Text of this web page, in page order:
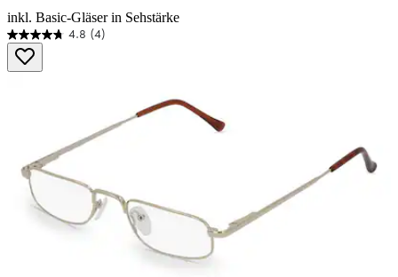
inkl. Basic-Gläser in Sehstärke
4.8 (4)
4.8
von
5